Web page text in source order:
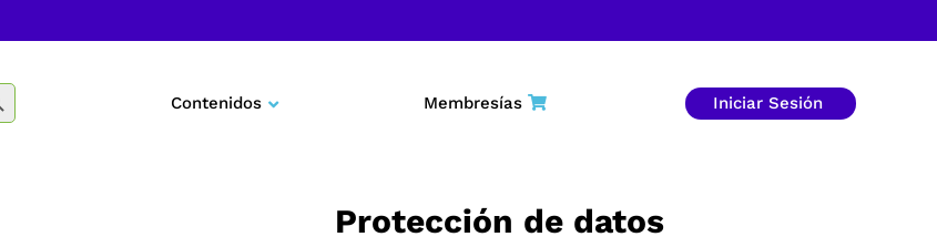
BÚSQUEDA
Contenidos Membresías Iniciar Sesión
Protección de datos